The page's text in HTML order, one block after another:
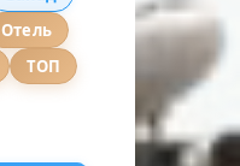
Отель
ТОП